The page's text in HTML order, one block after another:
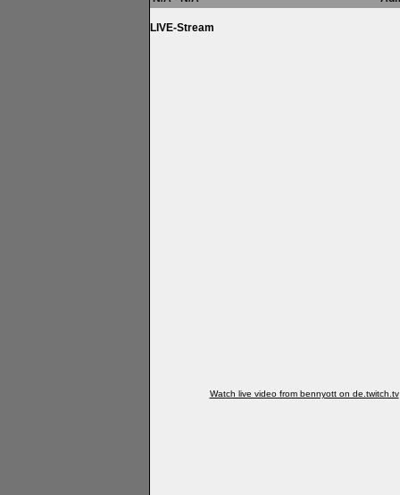
LIVE-Stream
Watch live video from bennyott on de.twitch.tv